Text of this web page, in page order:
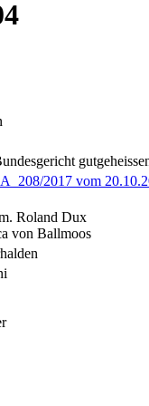
2017 vom
Roland Dux
von Ballmoos